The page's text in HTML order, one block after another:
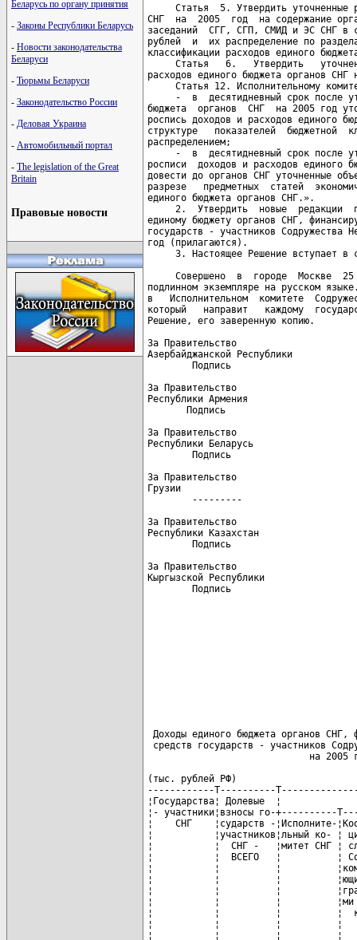
Беларусь по органу принятия
- Законы Республики Беларусь
- Новости законодательства
Беларуси
- Тюрьмы Беларуси
- Законодательство России
- Деловая Украина
- Автомобильный портал
- The legislation of the Great
Britain
Правовые новости